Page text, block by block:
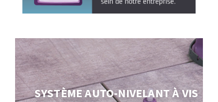
Pose des joints
Mèches
Lames de scie à ruban
ABRASIFS APPLIQUÉS
Disques auto-agrippant
Patins
Bandes abrasives
Disques fibre et papier
Feuilles 230 x 280 mm
DISQUES ABRASIFS
SYSTÈME AUTO-NIVELANT À VIS